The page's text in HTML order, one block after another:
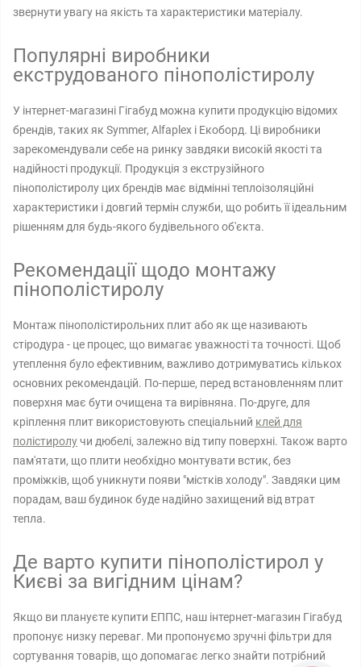
звернути увагу на якість та характеристики матеріалу.
Популярні виробники
екструдованого пінополістиролу
У інтернет-магазині Гігабуд можна купити продукцію відомих
брендів, таких як Symmer, Alfaplex і Екоборд. Ці виробники
зарекомендували себе на ринку завдяки високій якості та
надійності продукції. Продукція з екструзійного
пінополістиролу цих брендів має відмінні теплоізоляційні
характеристики і довгий термін служби, що робить її ідеальним
рішенням для будь-якого будівельного об'єкта.
Рекомендації щодо монтажу
пінополістиролу
Монтаж пінополістирольних плит або як ще називають
стіродура - це процес, що вимагає уважності та точності. Щоб
утеплення було ефективним, важливо дотримуватись кількох
основних рекомендацій. По-перше, перед встановленням плит
поверхня має бути очищена та вирівняна. По-друге, для
кріплення плит використовують спеціальний клей для
полістиролучи дюбелі, залежно від типу поверхні. Також варто
пам'ятати, що плити необхідно монтувати встик, без
проміжків, щоб уникнути появи "містків холоду". Завдяки цим
порадам, ваш будинок буде надійно захищений від втрат
тепла.
Де варто купити пінополістирол у
Києві за вигідним цінам?
Якщо ви плануєте купити ЕППС, наш інтернет-магазин Гігабуд
пропонує низку переваг. Ми пропонуємо зручні фільтри для
сортування товарів, що допомагає легко знайти потрібний